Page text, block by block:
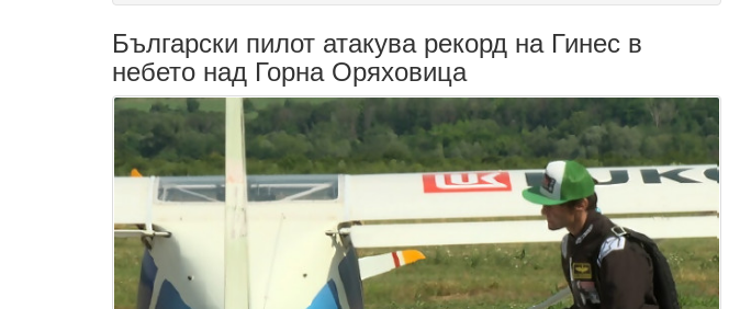
Български пилот атакува рекорд на Гинес в
небето над Горна Оряховица